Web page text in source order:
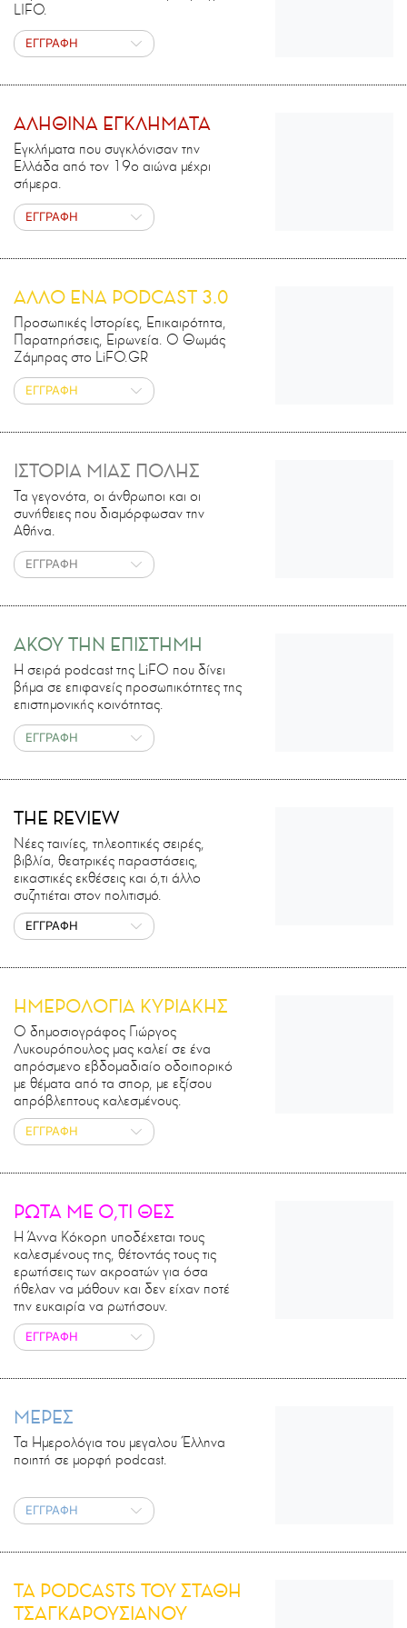
LIFO.
ΕΓΓΡΑΦΗ
ΑΛΗΘΙΝΑ ΕΓΚΛΗΜΑΤΑ
Εγκλήματα που συγκλόνισαν την
Ελλάδα από τον 19ο αιώνα μέχρι
σήμερα.
ΕΓΓΡΑΦΗ
ΑΛΛΟ ΕΝΑ PODCAST 3.0
Προσωπικές Ιστορίες, Επικαιρότητα,
Παρατηρήσεις, Ειρωνεία. Ο Θωμάς
Ζάμπρας στο LiFO.GR
ΕΓΓΡΑΦΗ
ΙΣΤΟΡΙΑ ΜΙΑΣ ΠΟΛΗΣ
Τα γεγονότα, οι άνθρωποι και οι
συνήθειες που διαμόρφωσαν την
Αθήνα.
ΕΓΓΡΑΦΗ
ΑΚΟΥ ΤΗΝ ΕΠΙΣΤΗΜΗ
H σειρά podcast της LiFO που δίνει
βήμα σε επιφανείς προσωπικότητες της
επιστημονικής κοινότητας.
ΕΓΓΡΑΦΗ
THE REVIEW
Νέες ταινίες, τηλεοπτικές σειρές,
βιβλία, θεατρικές παραστάσεις,
εικαστικές εκθέσεις και ό,τι άλλο
συζητιέται στον πολιτισμό.
ΕΓΓΡΑΦΗ
ΗΜΕΡΟΛΟΓΙΑ ΚΥΡΙΑΚΗΣ
Ο δημοσιογράφος Γιώργος
Λυκουρόπουλος μας καλεί σε ένα
απρόσμενο εβδομαδιαίο οδοιπορικό
με θέματα από τα σπορ, με εξίσου
απρόβλεπτους καλεσμένους.
ΕΓΓΡΑΦΗ
ΡΩΤΑ ΜΕ Ο,ΤΙ ΘΕΣ
Η Άννα Κόκορη υποδέχεται τους
καλεσμένους της, θέτοντάς τους τις
ερωτήσεις των ακροατών για όσα
ήθελαν να μάθουν και δεν είχαν ποτέ
την ευκαιρία να ρωτήσουν.
ΕΓΓΡΑΦΗ
ΜΕΡΕΣ
Τα Ημερολόγια του μεγαλου Έλληνα
ποιητή σε μορφή podcast.
ΕΓΓΡΑΦΗ
ΤΑ PODCASTS ΤΟΥ ΣΤΑΘΗ
ΤΣΑΓΚΑΡΟΥΣΙΑΝΟΥ